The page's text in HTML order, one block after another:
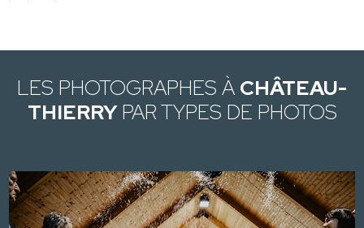
LES PHOTOGRAPHES À CHÂTEAU-
THIERRYPAR TYPES DE PHOTOS